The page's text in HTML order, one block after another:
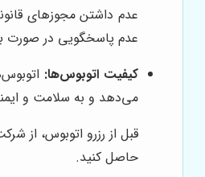
عدم داشتن مجوزهای
عدم پاسخگویی در صورت
کیفیت اتوبوس‌ها:
می‌دهد و به سلامت و
قبل از رزرو اتوبوس، از
حاصل کنید.